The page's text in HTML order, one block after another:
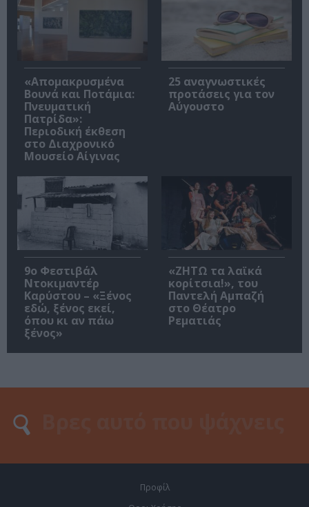
«Απομακρυσμένα
Βουνά και Ποτάμια:
Πνευματική
Πατρίδα»:
Περιοδική έκθεση
στο Διαχρονικό
Μουσείο Αίγινας
25 αναγνωστικές
προτάσεις για τον
Αύγουστο
9ο Φεστιβάλ
Ντοκιμαντέρ
Καρύστου – «Ξένος
εδώ, ξένος εκεί,
όπου κι αν πάω
ξένος»
«ΖΗΤΩ τα λαϊκά
κορίτσια!», του
Παντελή Αμπαζή
στο Θέατρο
Ρεματιάς
Προφίλ